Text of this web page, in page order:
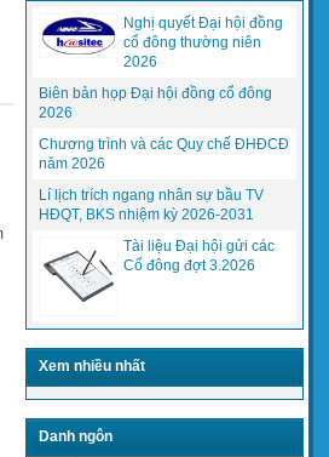
(PCWorldVN) Gần 7 tỷ thuê bao di động,
sắp bằng dân số thế giới,...
Phần mềm quản lý, điều hành giải
quyết trở ngại, sự cố online
HasitecTN
Nghị quyết Đại hội đồng
cổ đông thường niên
2026
Biên bản họp Đại hội đồng cổ đông
2026
Chương trình và các Quy chế ĐHĐCĐ
năm 2026
Lí lịch trích ngang nhân sự bầu TV
HĐQT, BKS nhiệm kỳ 2026-2031
Tài liệu Đại hội gửi các
Cổ đông đợt 3.2026
Xem nhiều nhất
Danh ngôn